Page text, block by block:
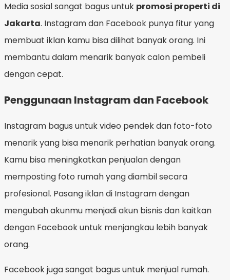
Media sosial sangat bagus untuk promosi properti di
Jakarta. Instagram dan Facebook punya fitur yang
membuat iklan kamu bisa dilihat banyak orang. Ini
membantu dalam menarik banyak calon pembeli
dengan cepat.
Penggunaan Instagram dan Facebook
Instagram bagus untuk video pendek dan foto-foto
menarik yang bisa menarik perhatian banyak orang.
Kamu bisa meningkatkan penjualan dengan
memposting foto rumah yang diambil secara
profesional. Pasang iklan di Instagram dengan
mengubah akunmu menjadi akun bisnis dan kaitkan
dengan Facebook untuk menjangkau lebih banyak
orang.
Facebook juga sangat bagus untuk menjual rumah.